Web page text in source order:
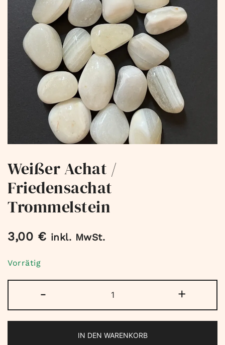
Weißer Achat /
Friedensachat
Trommelstein
3,00 € inkl. MwSt.
Vorrätig
-
Achat
/
Trommelstein
+
IN DEN WARENKORB